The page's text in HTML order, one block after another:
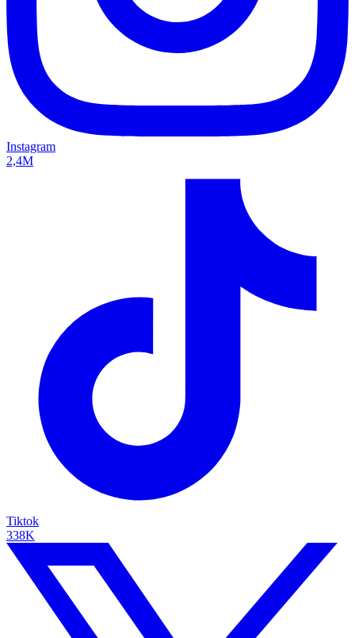
Instagram
2,4M
Tiktok
338K